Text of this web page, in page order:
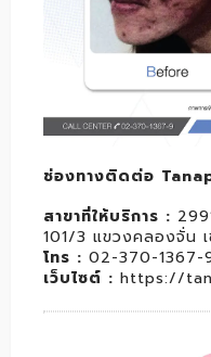
ช่องทางติดต่อ
สาขาที่ให้บริการ :
101/3 แขวงคลองจั่น
โทร : 02-370-1367-
เว็บไซต์ : https://